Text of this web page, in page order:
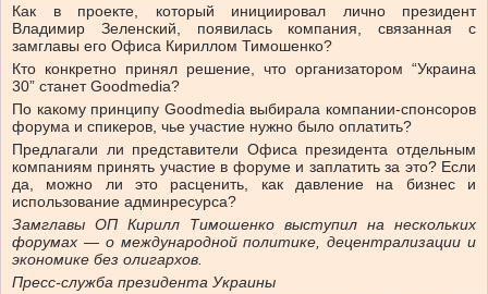
Как в проекте, который инициировал лично президент
Владимир Зеленский, появилась компания, связанная с
замглавы его Офиса Кириллом Тимошенко?
Кто конкретно принял решение, что организатором “Украина
30” станет Goodmedia?
По какому принципу Goodmedia выбирала компании-спонсоров
форума и спикеров, чье участие нужно было оплатить?
Предлагали ли представители Офиса президента отдельным
компаниям принять участие в форуме и заплатить за это? Если
да, можно ли это расценить, как давление на бизнес и
использование админресурса?
Замглавы ОП Кирилл Тимошенко выступил на нескольких
форумах — о международной политике, децентрализации и
экономике без олигархов.
Пресс-служба президента Украины